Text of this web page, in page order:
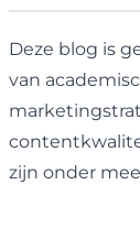
Deze blog is
van
zijn onder